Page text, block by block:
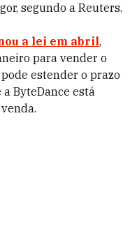
segundo a Reuters.
a lei em abril,
para vender o
estender o prazo
ByteDance está